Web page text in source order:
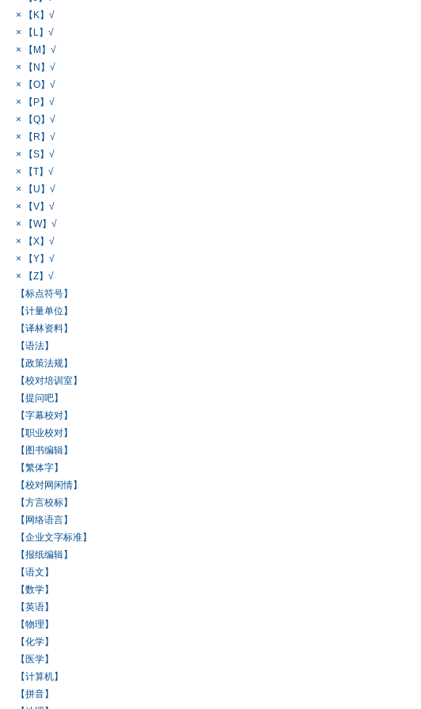
× 【K】√
× 【L】√
× 【M】√
× 【N】√
× 【O】√
× 【P】√
× 【Q】√
× 【R】√
× 【S】√
× 【T】√
× 【U】√
× 【V】√
× 【W】√
× 【X】√
× 【Y】√
× 【Z】√
【标点符号】
【计量单位】
【译林资料】
【语法】
【政策法规】
【校对培训室】
【提问吧】
【字幕校对】
【职业校对】
【图书编辑】
【繁体字】
【校对网闲情】
【方言校标】
【网络语言】
【企业文字标准】
【报纸编辑】
【语文】
【数学】
【英语】
【物理】
【化学】
【医学】
【计算机】
【拼音】